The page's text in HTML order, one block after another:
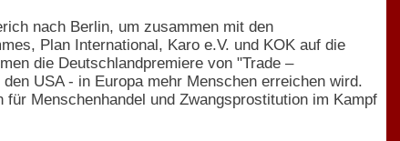
nach Berlin, um zusammen mit den
Plan International, Karo e.V. und KOK auf die
die Deutschlandpremiere von "Trade –
USA - in Europa mehr Menschen erreichen wird.
Menschenhandel und Zwangsprostitution im Kampf